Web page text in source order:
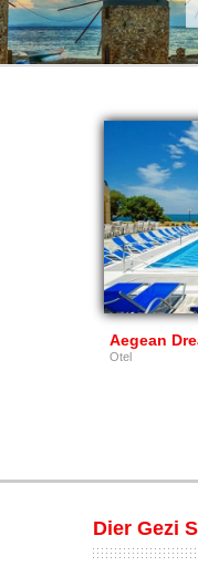
Aegean
Otel
Dier Gezi